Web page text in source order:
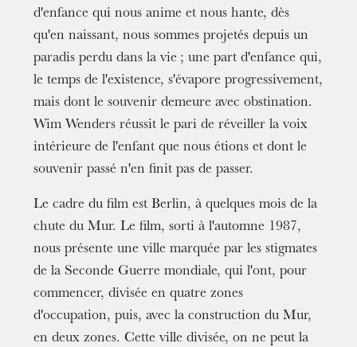
Wednesday 19 Aug 2026
d'enfance qui nous anime et nous hante, dès
qu'en naissant, nous sommes projetés depuis un
paradis perdu dans la vie ; une part d'enfance qui,
le temps de l'existence, s'évapore progressivement,
mais dont le souvenir demeure avec obstination.
Wim Wenders réussit le pari de réveiller la voix
intérieure de l'enfant que nous étions et dont le
souvenir passé n'en finit pas de passer.
Le cadre du film est Berlin, à quelques mois de la
chute du Mur. Le film, sorti à l'automne 1987,
nous présente une ville marquée par les stigmates
de la Seconde Guerre mondiale, qui l'ont, pour
commencer, divisée en quatre zones
d'occupation, puis, avec la construction du Mur,
en deux zones. Cette ville divisée, on ne peut la